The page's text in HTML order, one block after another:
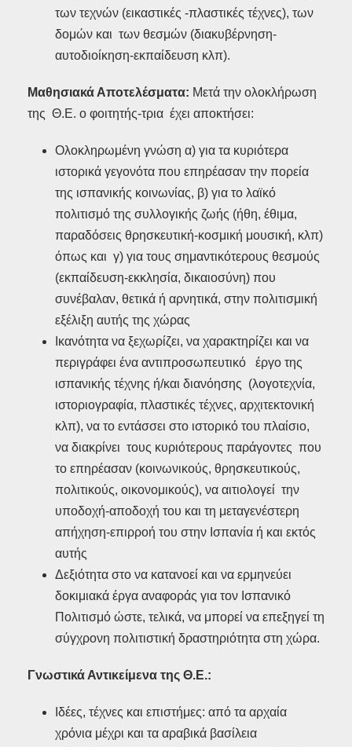
των τεχνών (εικαστικές -πλαστικές τέχνες), των
δομών και των θεσμών (διακυβέρνηση-
αυτοδιοίκηση-εκπαίδευση κλπ).
Μαθησιακά Αποτελέσματα: Μετά την ολοκλήρωση
της Θ.Ε. ο φοιτητής-τρια έχει αποκτήσει:
Ολοκληρωμένη γνώση α) για τα κυριότερα
ιστορικά γεγονότα που επηρέασαν την πορεία
της ισπανικής κοινωνίας, β) για το λαϊκό
πολιτισμό της συλλογικής ζωής (ήθη, έθιμα,
παραδόσεις θρησκευτική-κοσμική μουσική, κλπ)
όπως και γ) για τους σημαντικότερους θεσμούς
(εκπαίδευση-εκκλησία, δικαιοσύνη) που
συνέβαλαν, θετικά ή αρνητικά, στην πολιτισμική
εξέλιξη αυτής της χώρας
Ικανότητα να ξεχωρίζει, να χαρακτηρίζει και να
περιγράφει ένα αντιπροσωπευτικό έργο της
ισπανικής τέχνης ή/και διανόησης (λογοτεχνία,
ιστοριογραφία, πλαστικές τέχνες, αρχιτεκτονική
κλπ), να το εντάσσει στο ιστορικό του πλαίσιο,
να διακρίνει τους κυριότερους παράγοντες που
το επηρέασαν (κοινωνικούς, θρησκευτικούς,
πολιτικούς, οικονομικούς), να αιτιολογεί την
υποδοχή-αποδοχή του και τη μεταγενέστερη
απήχηση-επιρροή του στην Ισπανία ή και εκτός
αυτής
Δεξιότητα στο να κατανοεί και να ερμηνεύει
δοκιμιακά έργα αναφοράς για τον Ισπανικό
Πολιτισμό ώστε, τελικά, να μπορεί να επεξηγεί τη
σύγχρονη πολιτιστική δραστηριότητα στη χώρα.
Γνωστικά Αντικείμενα της Θ.Ε.:
Ιδέες, τέχνες και επιστήμες: από τα αρχαία
χρόνια μέχρι και τα αραβικά βασίλεια